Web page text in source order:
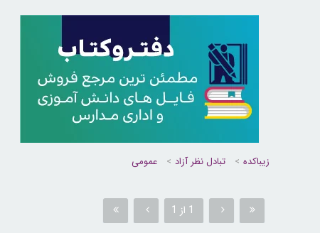
زیباکده تبادل نظر آزاد عمومی
1 از 1